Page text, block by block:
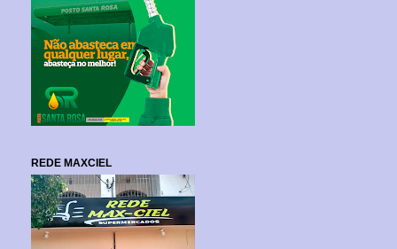
REDE MAXCIEL